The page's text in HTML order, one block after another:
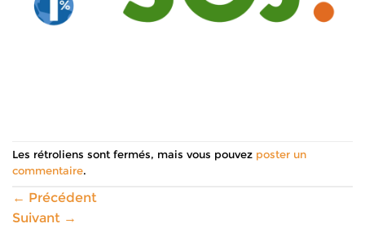
Les rétroliens sont fermés, mais vous pouvez poster un
commentaire.
← Précédent
Suivant →